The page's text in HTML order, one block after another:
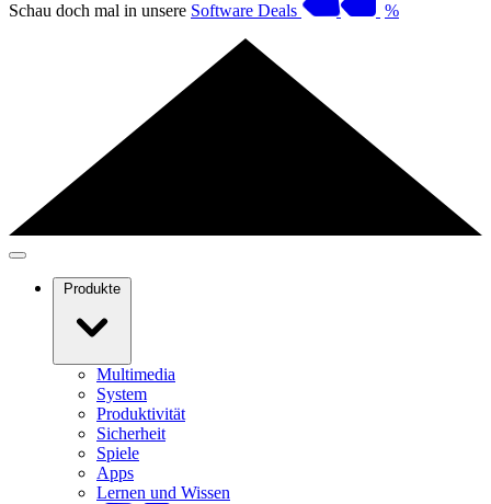
Schau doch mal in unsere Software Deals %
Produkte
Multimedia
System
Produktivität
Sicherheit
Spiele
Apps
Lernen und Wissen